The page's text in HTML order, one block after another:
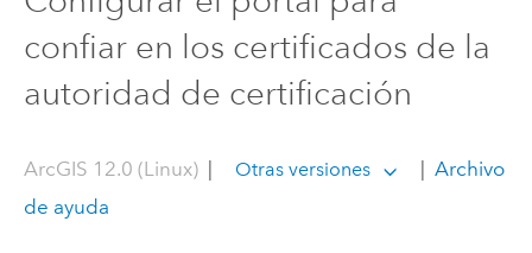
confiar en los certificados de la
autoridad de certificación
ArcGIS 12.0 (Linux)| Otras versiones | Archivo
de ayuda